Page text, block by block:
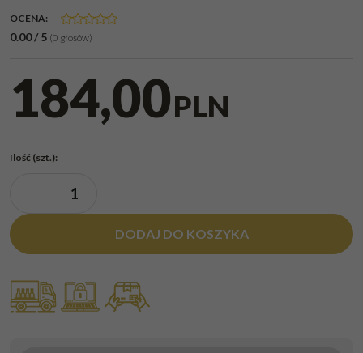
OCENA:
0.00/5 (0 głosów)
184,00PLN
Ilość (szt.):
DODAJ DO KOSZYKA